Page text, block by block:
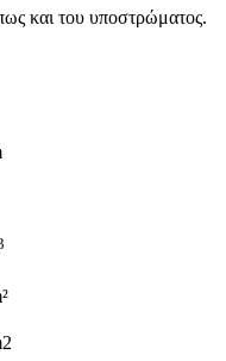
και του υποστρώματος.